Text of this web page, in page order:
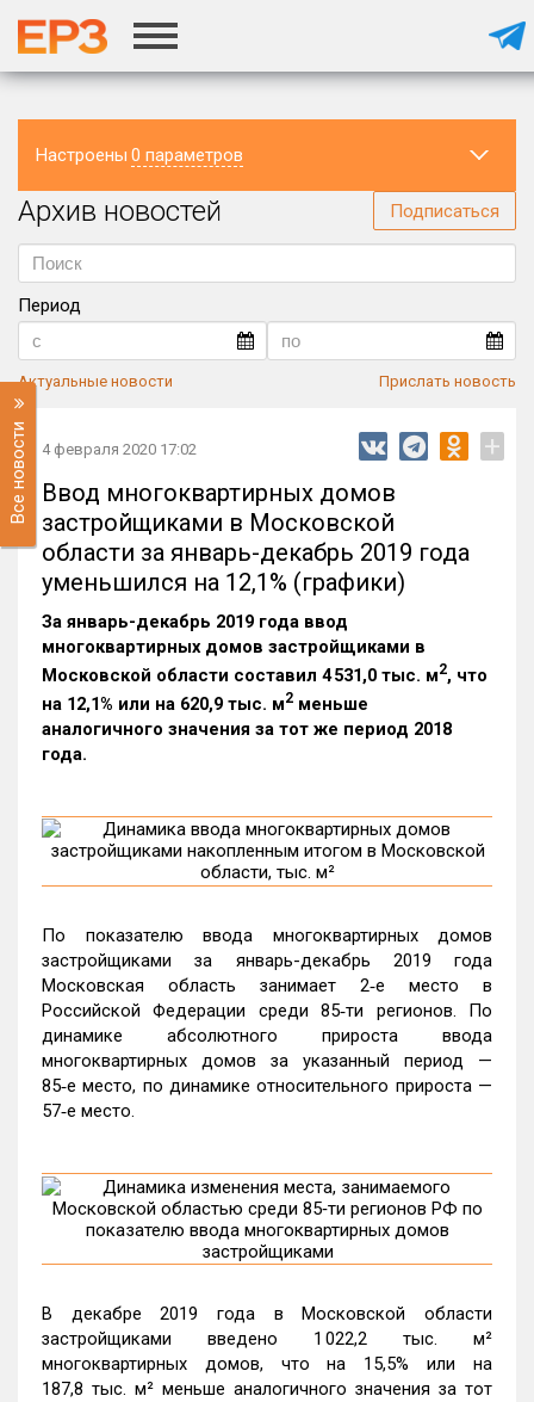
Настроены 0 параметров
Регион
Архив новостей Подписаться
Период
Актуальные новости Прислать новость
Все новости 4 февраля 2020 17:02 +
Ввод многоквартирных домов
застройщиками в Московской
области за январь-декабрь 2019 года
уменьшился на 12,1% (графики)
За январь-декабрь 2019 года ввод
многоквартирных домов застройщиками в
Московской области составил 4 531,0 тыс. м2, что
на 12,1% или на 620,9 тыс. м2 меньше
аналогичного значения за тот же период 2018
года.
По показателю ввода многоквартирных домов
застройщиками за январь-декабрь 2019 года
Московская область занимает 2‑е место в
Российской Федерации среди 85‑ти регионов. По
динамике абсолютного прироста ввода
многоквартирных домов за указанный период —
85‑е место, по динамике относительного прироста —
57‑е место.
В декабре 2019 года в Московской области
застройщиками введено 1 022,2 тыс. м²
многоквартирных домов, что на 15,5% или на
187,8 тыс. м² меньше аналогичного значения за тот